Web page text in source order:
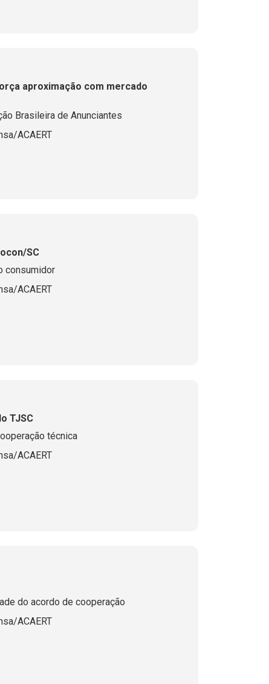
aproximação com mercado
Brasileira de Anunciantes
ACAERT
SC
consumidor
ACAERT
TJSC
técnica
ACAERT
do acordo de cooperação
ACAERT